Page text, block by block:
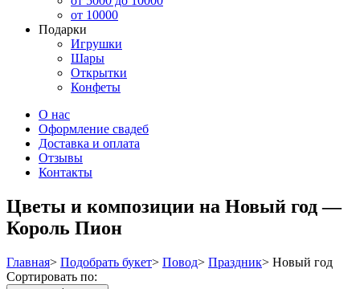
от 10000
Подарки
Игрушки
Шары
Открытки
Конфеты
О нас
Оформление свадеб
Доставка и оплата
Отзывы
Контакты
Цветы и композиции на Новый год —
Король Пион
Главная> Подобрать букет> Повод> Праздник> Новый год
Сортировать по: